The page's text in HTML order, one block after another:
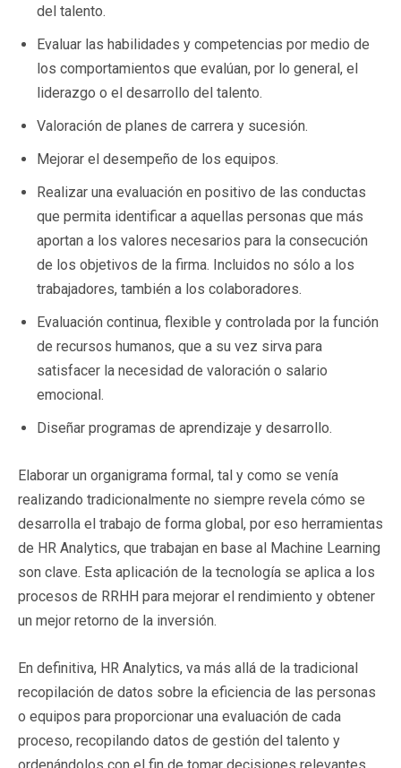
del talento.
Evaluar las habilidades y competencias por medio de
los comportamientos que evalúan, por lo general, el
liderazgo o el desarrollo del talento.
Valoración de planes de carrera y sucesión.
Mejorar el desempeño de los equipos.
Realizar una evaluación en positivo de las conductas
que permita identificar a aquellas personas que más
aportan a los valores necesarios para la consecución
de los objetivos de la firma. Incluidos no sólo a los
trabajadores, también a los colaboradores.
Evaluación continua, flexible y controlada por la función
de recursos humanos, que a su vez sirva para
satisfacer la necesidad de valoración o salario
emocional.
Diseñar programas de aprendizaje y desarrollo.
Elaborar un organigrama formal, tal y como se venía
realizando tradicionalmente no siempre revela cómo se
desarrolla el trabajo de forma global, por eso herramientas
de HR Analytics, que trabajan en base al Machine Learning
son clave. Esta aplicación de la tecnología se aplica a los
procesos de RRHH para mejorar el rendimiento y obtener
un mejor retorno de la inversión.
En definitiva, HR Analytics, va más allá de la tradicional
recopilación de datos sobre la eficiencia de las personas
o equipos para proporcionar una evaluación de cada
proceso, recopilando datos de gestión del talento y